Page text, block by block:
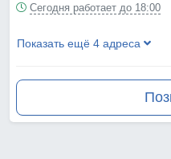
Сегодня работает до 18:00
Показать ещё 4 адреса